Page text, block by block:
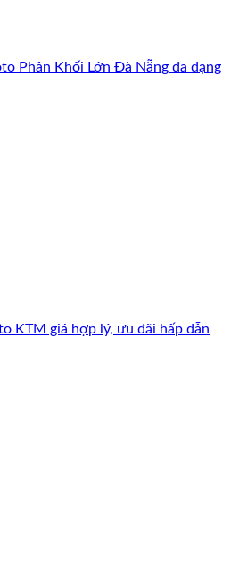
Phân Khối Lớn Đà Nẵng đa dạng
KTM giá hợp lý, ưu đãi hấp dẫn